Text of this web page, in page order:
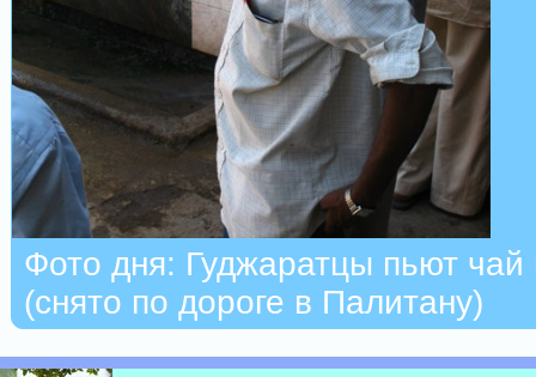
Фото дня: Гуджаратцы пьют чай
(снято по дороге в Палитану)